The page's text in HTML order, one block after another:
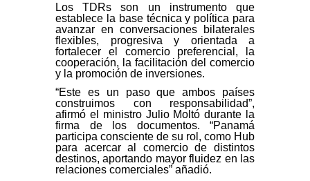
Los TDRs son un instrumento que
establece la base técnica y política para
avanzar en conversaciones bilaterales
flexibles, progresiva y orientada a
fortalecer el comercio preferencial, la
cooperación, la facilitación del comercio
y la promoción de inversiones.
“Este es un paso que ambos países
construimos con responsabilidad”,
afirmó el ministro Julio Moltó durante la
firma de los documentos. “Panamá
participa consciente de su rol, como Hub
para acercar al comercio de distintos
destinos, aportando mayor fluidez en las
relaciones comerciales” añadió.